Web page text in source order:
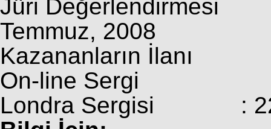
Jüri
Temmuz, 2008
Kazananların
On-line Sergi :
Londra Sergisi : 22